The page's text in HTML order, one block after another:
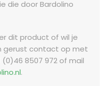
die door Bardolino
dit product of wil je
gerust contact op met
(0)46 8507 972 of mail
.